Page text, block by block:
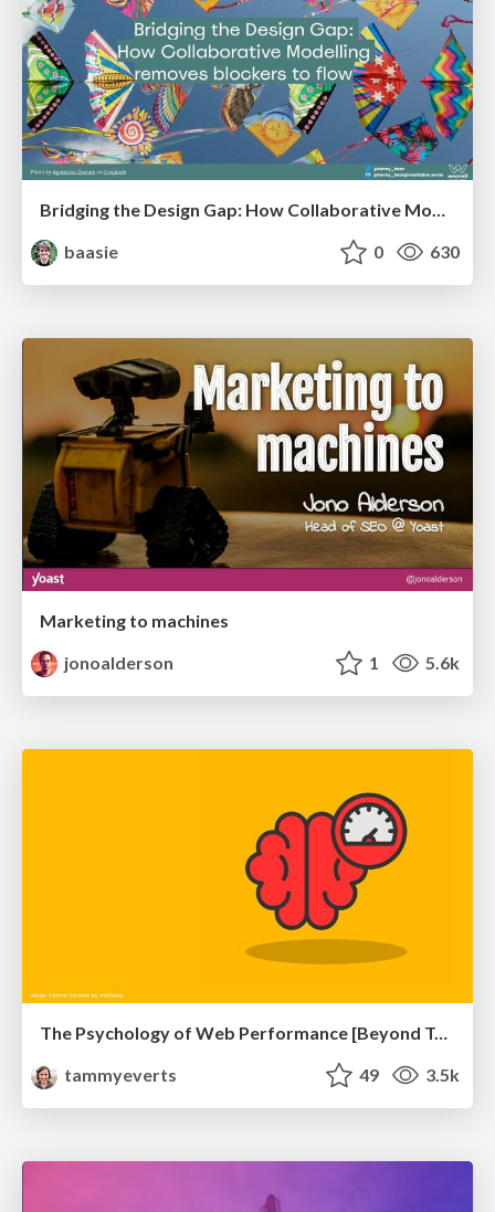
Bridging the Design Gap: How Collaborative Modelling removes blockers to flow between stakeholders and teams @FastFlow conf
baasie
0 630
Marketing to machines
jonoalderson
1 5.6k
The Psychology of Web Performance [Beyond Tellerrand 2023]
tammyeverts
49 3.5k